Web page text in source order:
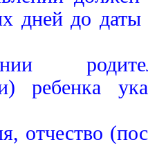
дней до даты
ребенка
отчество